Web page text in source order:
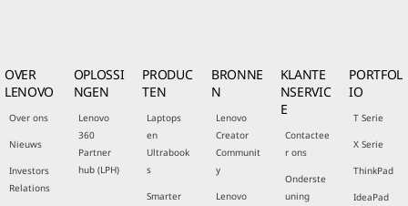
OVER
LENOVO
Over ons
Nieuws
Investors
Relations
OPLOSSI
NGEN
Lenovo
360
Partner
hub (LPH)
PRODUC
TEN
Laptops
en
Ultrabook
s
Smarter
BRONNE
N
Lenovo
Creator
Communit
y
Lenovo
KLANTE
NSERVIC
E
Contactee
r ons
Onderste
uning
PORTFOL
IO
T Serie
X Serie
ThinkPad
IdeaPad